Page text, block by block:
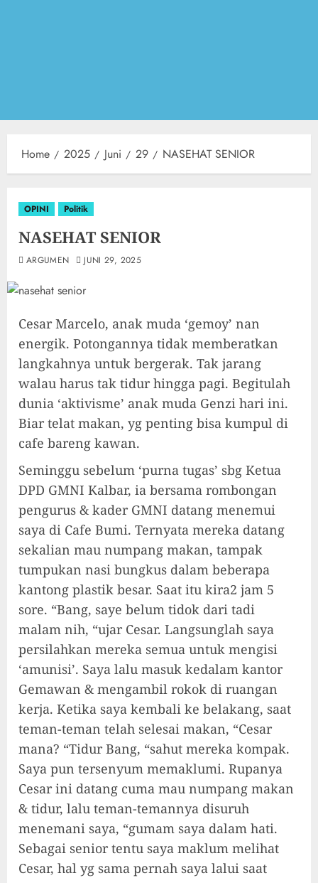
Home 2025 Juni 29 NASEHAT SENIOR
OPINI Politik
NASEHAT SENIOR
ARGUMEN JUNI 29, 2025
Cesar Marcelo, anak muda ‘gemoy’ nan
energik. Potongannya tidak memberatkan
langkahnya untuk bergerak. Tak jarang
walau harus tak tidur hingga pagi. Begitulah
dunia ‘aktivisme’ anak muda Genzi hari ini.
Biar telat makan, yg penting bisa kumpul di
cafe bareng kawan.
Seminggu sebelum ‘purna tugas’ sbg Ketua
DPD GMNI Kalbar, ia bersama rombongan
pengurus & kader GMNI datang menemui
saya di Cafe Bumi. Ternyata mereka datang
sekalian mau numpang makan, tampak
tumpukan nasi bungkus dalam beberapa
kantong plastik besar. Saat itu kira2 jam 5
sore. “Bang, saye belum tidok dari tadi
malam nih, “ujar Cesar. Langsunglah saya
persilahkan mereka semua untuk mengisi
‘amunisi’. Saya lalu masuk kedalam kantor
Gemawan & mengambil rokok di ruangan
kerja. Ketika saya kembali ke belakang, saat
teman-teman telah selesai makan, “Cesar
mana? “Tidur Bang, “sahut mereka kompak.
Saya pun tersenyum memaklumi. Rupanya
Cesar ini datang cuma mau numpang makan
& tidur, lalu teman-temannya disuruh
menemani saya, “gumam saya dalam hati.
Sebagai senior tentu saya maklum melihat
Cesar, hal yg sama pernah saya lalui saat